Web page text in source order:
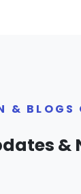
& BLOGS
&